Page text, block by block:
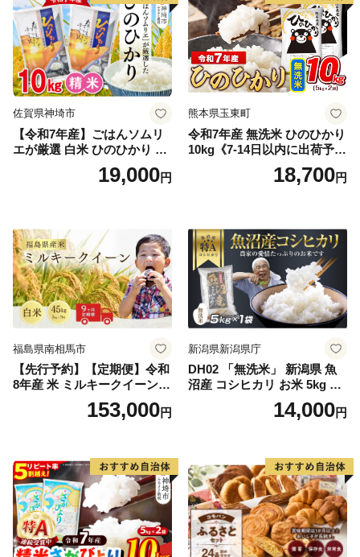
佐賀県神埼市
【令和7年産】ごはんソムリ
エが厳選 白米 ひのひかり 10
米 10kg 5kg×2 ひのひかり ブ
19,000円
熊本県玉東町
令和7年産 無洗米 ひのひかり
10kg《7-14日以内に出荷予定
(土日祝除く)》コメ 米 無洗米
令和7年産 高レビュー｜人気
18,700円
福島県南相馬市
【先行予約】【定期便】令和
8年産 米 ミルキークイーン
白米 45kg (5kg×9回) | ミルキ
ークイーン 米5kg 福島 福島
福島県 南相馬市 cu006-ae
153,000円
新潟県新潟県庁
DH02 「無洗米」 新潟県 魚
沼産 コシヒカリ お米 5kg こ
しひかり 精米 米（お米の美
味しい炊き方ガイド付き）
14,000円